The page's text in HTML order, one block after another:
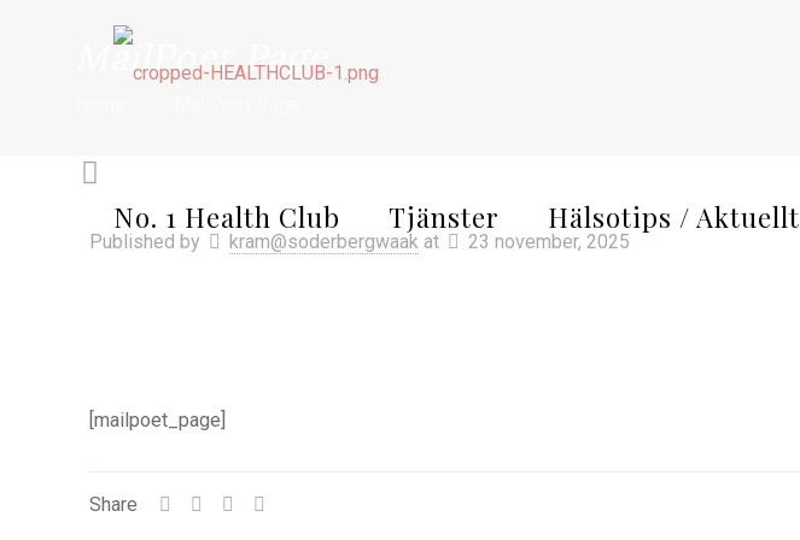
No. 1 Health Club Tjänster Hälsotips / Aktuellt
MailPoet Page
Published by kram@soderbergwaak at 23 november, 2025
[mailpoet_page]
Share